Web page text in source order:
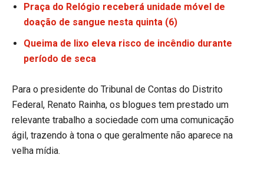
Praça do Relógio receberá unidade móvel de
doação de sangue nesta quinta (6)
Queima de lixo eleva risco de incêndio durante
período de seca
Para o presidente do Tribunal de Contas do Distrito
Federal, Renato Rainha, os blogues tem prestado um
relevante trabalho a sociedade com uma comunicação
ágil, trazendo à tona o que geralmente não aparece na
velha mídia.